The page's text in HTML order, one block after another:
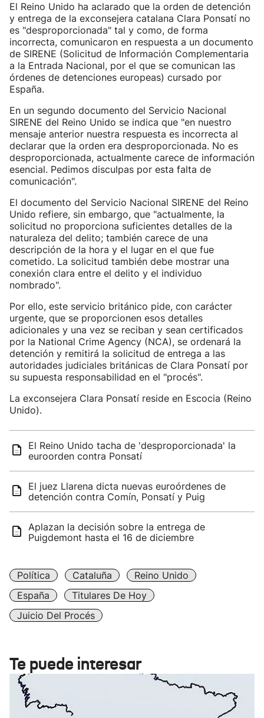
El Reino Unido ha aclarado que la orden de detención
y entrega de la exconsejera catalana Clara Ponsatí no
es "desproporcionada" tal y como, de forma
incorrecta, comunicaron en respuesta a un documento
de SIRENE (Solicitud de Información Complementaria
a la Entrada Nacional, por el que se comunican las
órdenes de detenciones europeas) cursado por
España.
En un segundo documento del Servicio Nacional
SIRENE del Reino Unido se indica que "en nuestro
mensaje anterior nuestra respuesta es incorrecta al
declarar que la orden era desproporcionada. No es
desproporcionada, actualmente carece de información
esencial. Pedimos disculpas por esta falta de
comunicación".
El documento del Servicio Nacional SIRENE del Reino
Unido refiere, sin embargo, que "actualmente, la
solicitud no proporciona suficientes detalles de la
naturaleza del delito; también carece de una
descripción de la hora y el lugar en el que fue
cometido. La solicitud también debe mostrar una
conexión clara entre el delito y el individuo
nombrado".
Por ello, este servicio británico pide, con carácter
urgente, que se proporcionen esos detalles
adicionales y una vez se reciban y sean certificados
por la National Crime Agency (NCA), se ordenará la
detención y remitirá la solicitud de entrega a las
autoridades judiciales británicas de Clara Ponsatí por
su supuesta responsabilidad en el "procés".
La exconsejera Clara Ponsatí reside en Escocia (Reino
Unido).
El Reino Unido tacha de 'desproporcionada' la
euroorden contra Ponsatí
El juez Llarena dicta nuevas euroórdenes de
detención contra Comín, Ponsatí y Puig
Aplazan la decisión sobre la entrega de
Puigdemont hasta el 16 de diciembre
Política Cataluña
Reino Unido
España
Titulares De Hoy
Juicio Del Procés
Te puede interesar